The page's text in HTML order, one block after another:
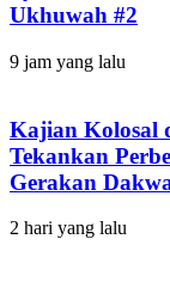
Ukhuwah #2
9 jam yang lalu
Kajian Kolosal
Tekankan
Gerakan
2 hari yang lalu